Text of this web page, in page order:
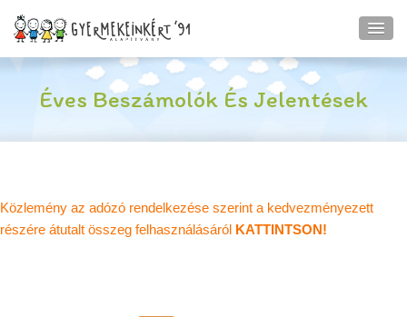
Éves Beszámolók És Jelentések
Közlemény az adózó rendelkezése szerint a kedvezményezett
részére átutalt összeg felhasználásáról KATTINTSON!